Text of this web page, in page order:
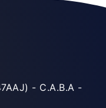
- C.A.B.A -